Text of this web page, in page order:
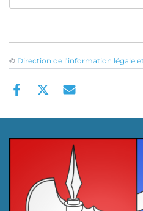
© Direction de l’information légale